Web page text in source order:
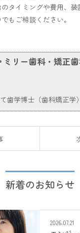
タイミングや費用、
もご相談ください。
ミリー歯科・矯
歯学博士（歯科矯正学
新着のお知らせ
2026.07.21